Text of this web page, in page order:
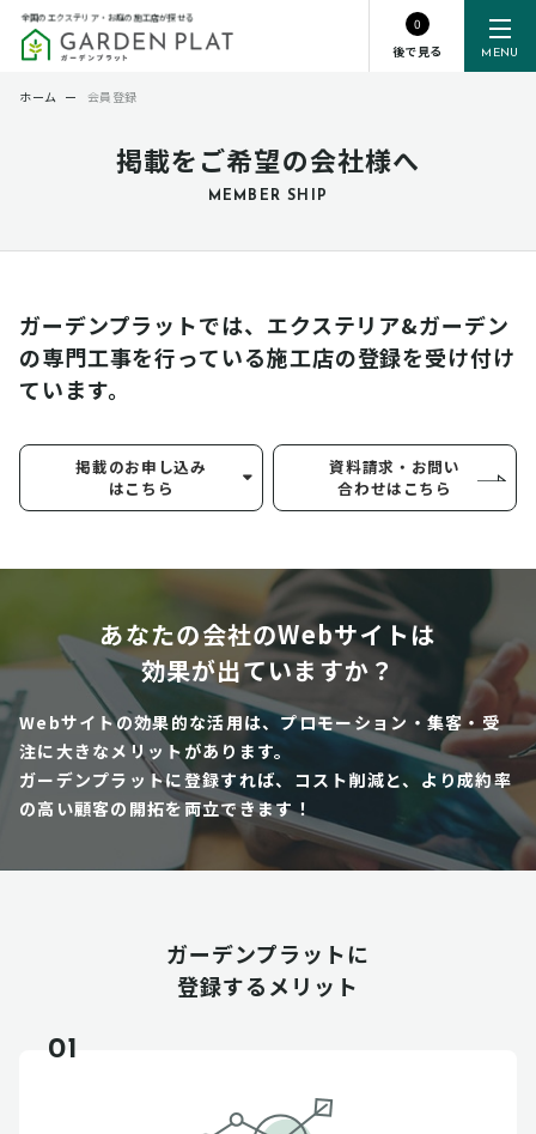
MENU
全国のエクステリア・お庭の施工店が探せる
0
後で見る
掲載をご希望の会社様へ
MEMBER SHIP
ホーム ー 会員登録
ガーデンプラットでは、エクステリア&ガーデン
の専門工事を行っている施工店の登録を受け付け
ています。
掲載のお申し込み
はこちら
資料請求・お問い
合わせはこちら
あなたの会社のWebサイトは
効果が出ていますか？
Webサイトの効果的な活用は、プロモーション・集客・受
注に大きなメリットがあります。
ガーデンプラットに登録すれば、コスト削減と、より成約率
の高い顧客の開拓を両立できます！
ガーデンプラットに
登録するメリット
01